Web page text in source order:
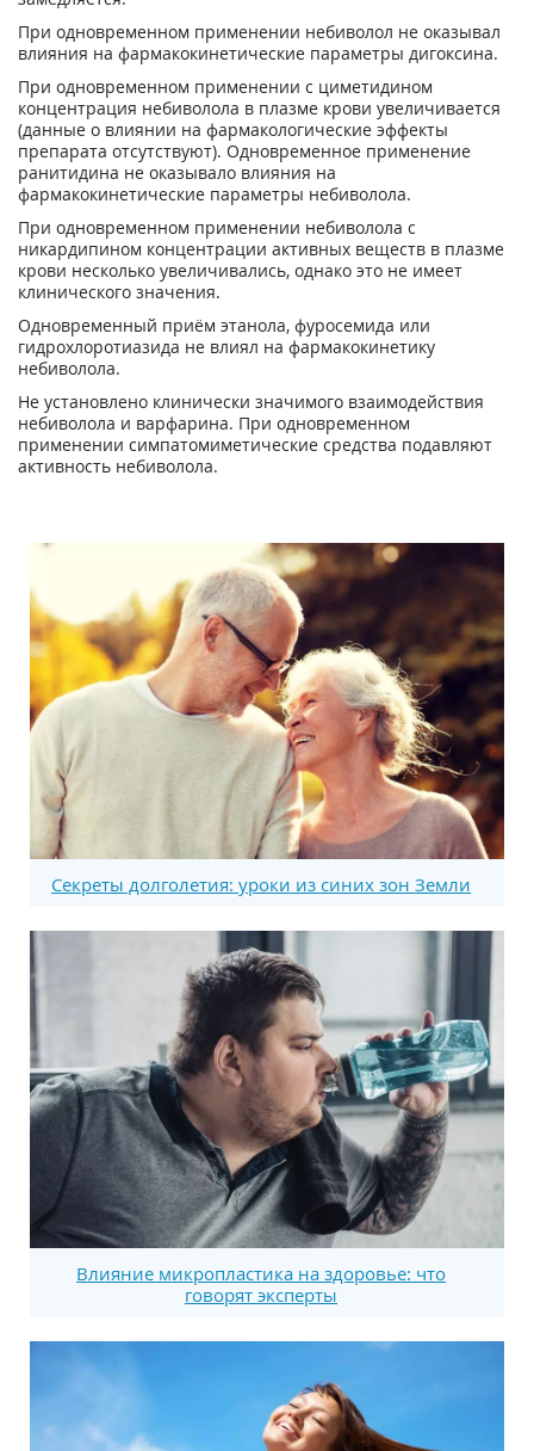
При одновременном применении небиволол не оказывал
влияния на фармакокинетические параметры дигоксина.
При одновременном применении с циметидином
концентрация небиволола в плазме крови увеличивается
(данные о влиянии на фармакологические эффекты
препарата отсутствуют). Одновременное применение
ранитидина не оказывало влияния на
фармакокинетические параметры небиволола.
При одновременном применении небиволола с
никардипином концентрации активных веществ в плазме
крови несколько увеличивались, однако это не имеет
клинического значения.
Одновременный приём этанола, фуросемида или
гидрохлоротиазида не влиял на фармакокинетику
небиволола.
Не установлено клинически значимого взаимодействия
небиволола и варфарина. При одновременном
применении симпатомиметические средства подавляют
активность небиволола.
Секреты долголетия: уроки из синих зон Земли
Влияние микропластика на здоровье: что
говорят эксперты